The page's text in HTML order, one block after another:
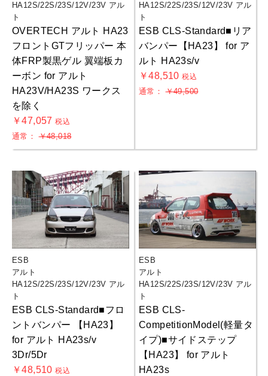
HA12S/22S/23S/12V/23V アル
ト
OVERTECH アルト HA23
フロントGTフリッパー 本
体FRP製黒ゲル 翼端板カ
ーボン for アルト
HA23V/HA23S ワークス
を除く
￥47,057税込
通常：￥48,018
HA12S/22S/23S/12V/23V アル
ト
ESB CLS-Standard■リア
バンパー【HA23】 for ア
ルト HA23s/v
￥48,510税込
通常：￥49,500
ESB
アルト
HA12S/22S/23S/12V/23V アル
ト
ESB CLS-Standard■フロ
ントバンパー 【HA23】
for アルト HA23s/v
3Dr/5Dr
￥48,510税込
ESB
アルト
HA12S/22S/23S/12V/23V アル
ト
ESB CLS-
CompetitionModel(軽量タ
イプ)■サイドステップ
【HA23】 for アルト
HA23s